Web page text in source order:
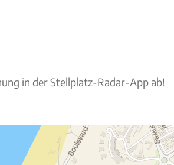
in der Stellplatz-Radar-App ab!